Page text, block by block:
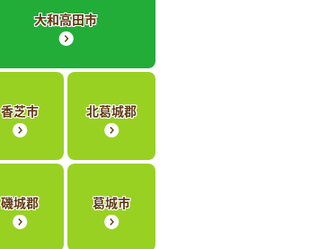
大和高田市
香芝市 北葛城郡
磯城郡 葛城市